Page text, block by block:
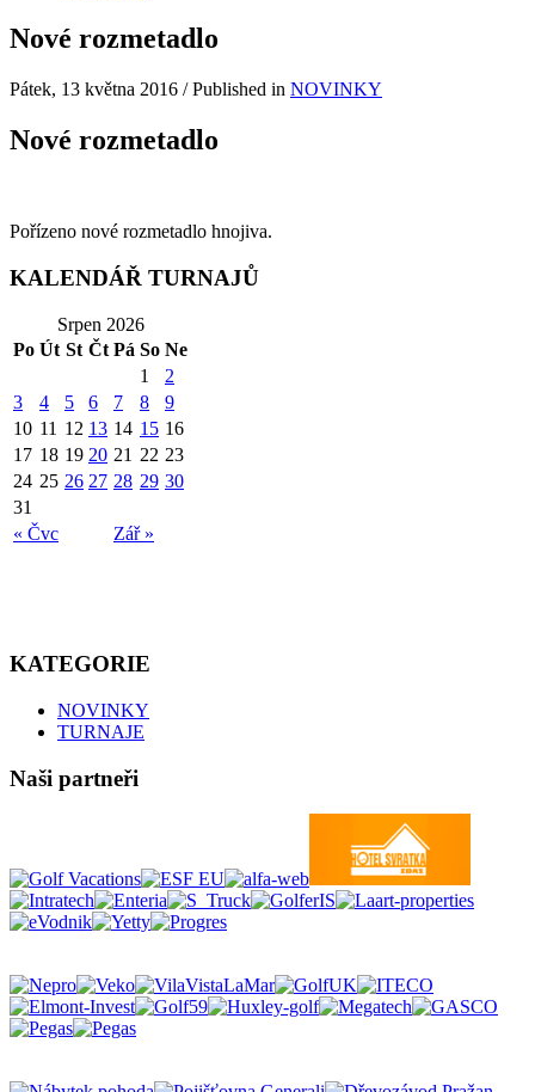
Nové rozmetadlo
Pátek, 13 května 2016 /Published in NOVINKY
Nové rozmetadlo
Pořízeno nové rozmetadlo hnojiva.
KALENDÁŘ TURNAJŮ
Srpen 2026
Po Út St Čt Pá So Ne
« Čvc Zář »
1
2
3
4 5 6 7 8
9
10 11 12 13 14 15 16
17 18 19 20 21 22 23
24 25 26 27 28 29 30
31
KATEGORIE
NOVINKY
TURNAJE
Naši partneři